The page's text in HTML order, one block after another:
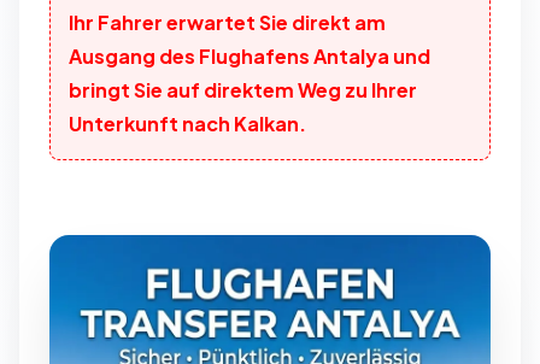
Ihr Fahrer erwartet Sie direkt am
Ausgang des Flughafens Antalya und
bringt Sie auf direktem Weg zu Ihrer
Unterkunft nach Kalkan.